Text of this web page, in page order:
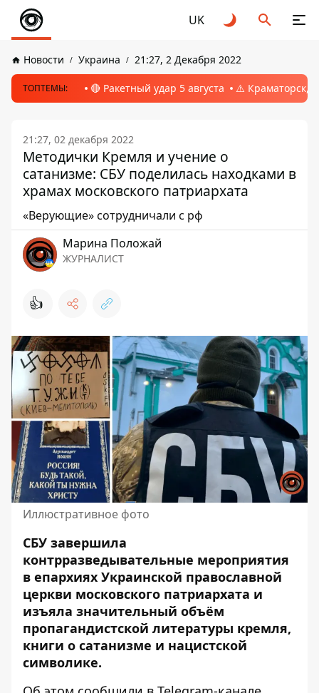
UK
Новости Украина 21:27, 2 Декабря 2022
ТОПТЕМЫ: 🔴 Ракетный удар 5 августа ⚠️ Краматорск,
21:27, 02 декабря 2022
Методички Кремля и учение о
сатанизме: СБУ поделилась находками в
храмах московского патриархата
«Верующие» сотрудничали с рф
Марина Положай
ЖУРНАЛИСТ
👍
Иллюстративное фото
СБУ завершила
контрразведывательные мероприятия
в епархиях Украинской православной
церкви московского патриархата и
изъяла значительный объём
пропагандистской литературы кремля,
книги о сатанизме и нацистской
символике.